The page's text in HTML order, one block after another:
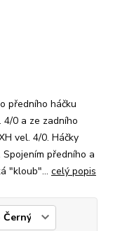
předního háčku
4/0 a ze zadního
vel. 4/0. Háčky
předního a
"kloub"... celý popis